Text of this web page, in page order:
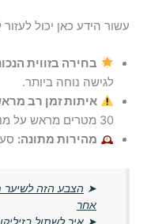
עשור הידע כאן יכול
בחירה בזווית
לגישה נוחה ביותר.
איתות זמן רב
30 מטרים מראש על מנת לאותת לעוברים ושבים.
מהירות מתונה:
➤ הצבע הזה לשיער
אחר